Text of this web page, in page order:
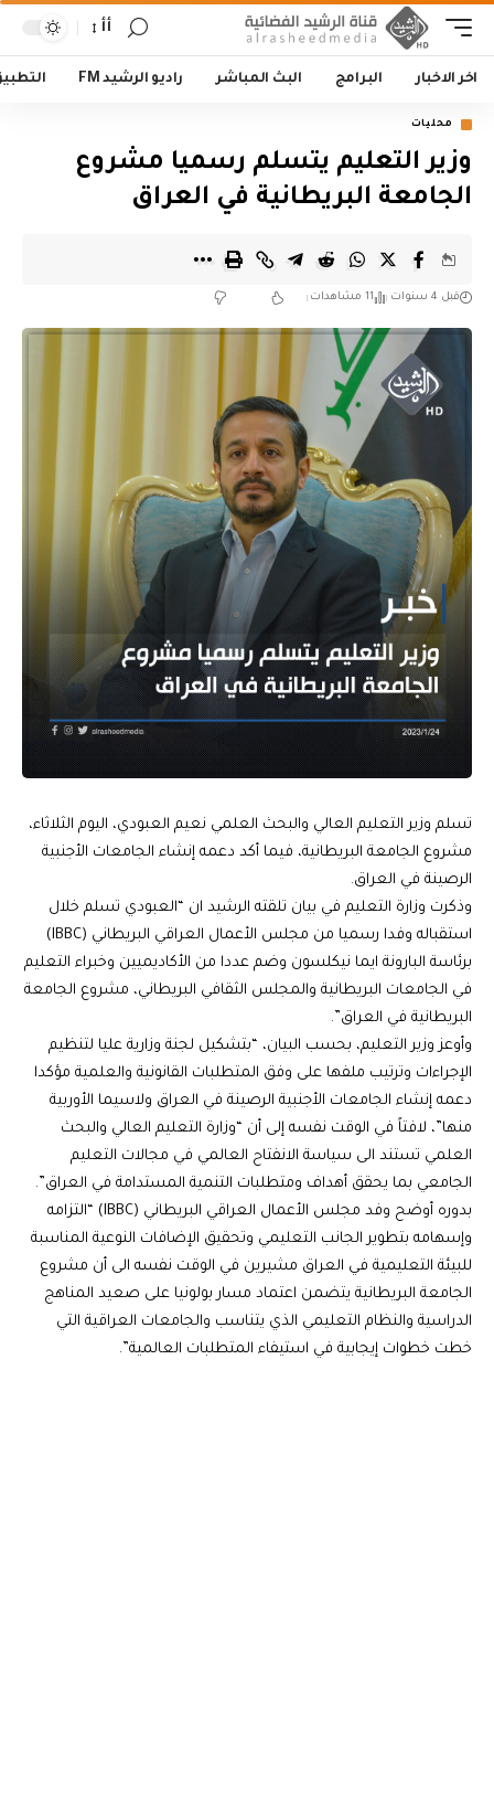
أأ
اخر الاخبار البرامج البث المباشر راديو الرشيد FM
محليات
‏وزير التعليم يتسلم رسميا مشروع
الجامعة البريطانية في العراق
قبل 4 سنوات 11 مشاهدات
تسلم وزير التعليم العالي والبحث العلمي نعيم العبودي، اليوم الثلاثاء،
مشروع الجامعة البريطانية، فيما أكد دعمه إنشاء الجامعات الأجنبية
الرصينة في العراق.
وذكرت وزارة التعليم في بيان تلقته الرشيد ان “العبودي تسلم خلال
استقباله وفدا رسميا من مجلس الأعمال العراقي البريطاني (IBBC)
برئاسة البارونة ايما نيكلسون وضم عددا من الأكاديميين وخبراء التعليم
في الجامعات البريطانية والمجلس الثقافي البريطاني، مشروع الجامعة
البريطانية في العراق”.
وأوعز وزير التعليم، بحسب البيان، “بتشكيل لجنة وزارية عليا لتنظيم
الإجراءات وترتيب ملفها على وفق المتطلبات القانونية والعلمية مؤكدا
دعمه إنشاء الجامعات الأجنبية الرصينة في العراق ولاسيما الأوربية
منها”، لافتاً في الوقت نفسه إلى أن “وزارة التعليم العالي والبحث
العلمي تستند الى سياسة الانفتاح العالمي في مجالات التعليم
الجامعي بما يحقق أهداف ومتطلبات التنمية المستدامة في العراق”.
بدوره أوضح وفد مجلس الأعمال العراقي البريطاني (IBBC) “التزامه
وإسهامه بتطوير الجانب التعليمي وتحقيق الإضافات النوعية المناسبة
للبيئة التعليمية في العراق مشيرين في الوقت نفسه الى أن مشروع
الجامعة البريطانية يتضمن اعتماد مسار بولونيا على صعيد المناهج
الدراسية والنظام التعليمي الذي يتناسب والجامعات العراقية التي
خطت خطوات إيجابية في استيفاء المتطلبات العالمية”.